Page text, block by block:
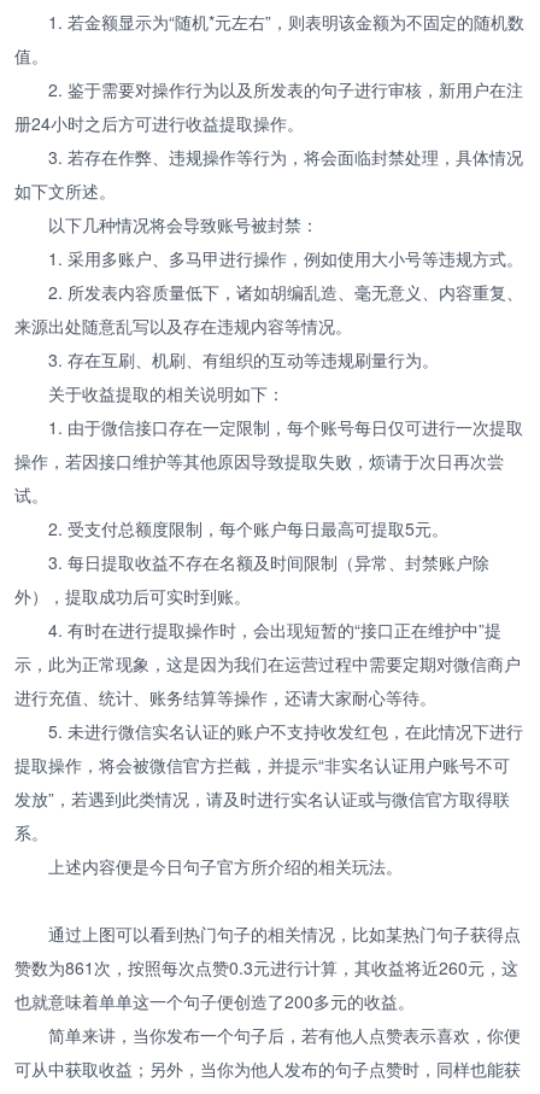
1. 若金额显示为“随机*元左右”，则表明该金额为不固定的随机数
值。
2. 鉴于需要对操作行为以及所发表的句子进行审核，新用户在注
册24小时之后方可进行收益提取操作。
3. 若存在作弊、违规操作等行为，将会面临封禁处理，具体情况
如下文所述。
以下几种情况将会导致账号被封禁：
1. 采用多账户、多马甲进行操作，例如使用大小号等违规方式。
2. 所发表内容质量低下，诸如胡编乱造、毫无意义、内容重复、
来源出处随意乱写以及存在违规内容等情况。
3. 存在互刷、机刷、有组织的互动等违规刷量行为。
关于收益提取的相关说明如下：
1. 由于微信接口存在一定限制，每个账号每日仅可进行一次提取
操作，若因接口维护等其他原因导致提取失败，烦请于次日再次尝
试。
2. 受支付总额度限制，每个账户每日最高可提取5元。
3. 每日提取收益不存在名额及时间限制（异常、封禁账户除
外），提取成功后可实时到账。
4. 有时在进行提取操作时，会出现短暂的“接口正在维护中”提
示，此为正常现象，这是因为我们在运营过程中需要定期对微信商户
进行充值、统计、账务结算等操作，还请大家耐心等待。
5. 未进行微信实名认证的账户不支持收发红包，在此情况下进行
提取操作，将会被微信官方拦截，并提示“非实名认证用户账号不可
发放”，若遇到此类情况，请及时进行实名认证或与微信官方取得联
系。
上述内容便是今日句子官方所介绍的相关玩法。
通过上图可以看到热门句子的相关情况，比如某热门句子获得点
赞数为861次，按照每次点赞0.3元进行计算，其收益将近260元，这
也就意味着单单这一个句子便创造了200多元的收益。
简单来讲，当你发布一个句子后，若有他人点赞表示喜欢，你便
可从中获取收益；另外，当你为他人发布的句子点赞时，同样也能获